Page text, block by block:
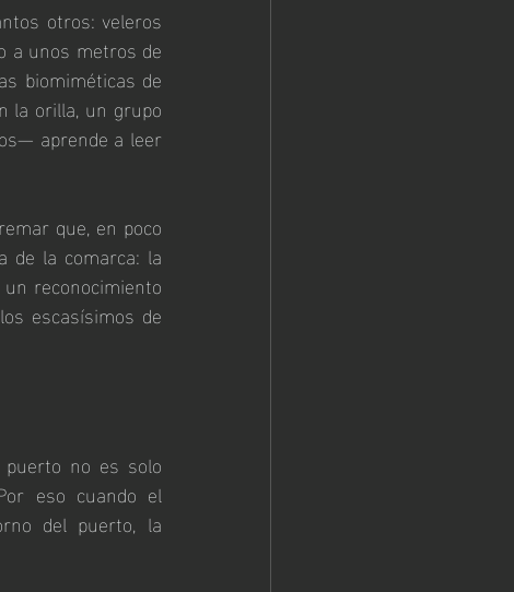
otros: veleros
a unos metros de
biomiméticas de
la orilla, un grupo
aprende a leer
que, en poco
de la comarca: la
reconocimiento
escasísimos de
no es solo
eso cuando el
del puerto, la